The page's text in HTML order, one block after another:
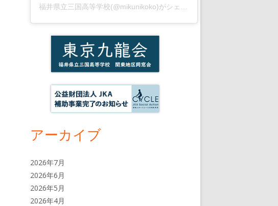
アーカイブ
2026年7月
2026年6月
2026年5月
2026年4月